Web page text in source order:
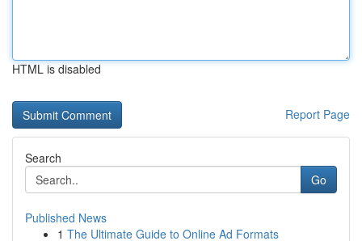
HTML is disabled
Report Page
Search
Go
Published News
1 The Ultimate Guide to Online Ad Formats